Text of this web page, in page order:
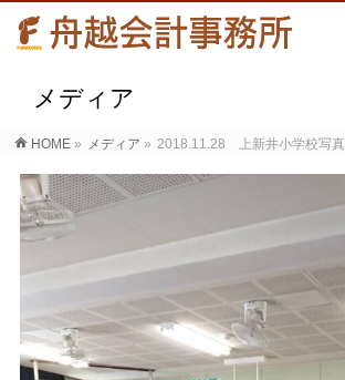
メディア
HOME » メディア » 2018.11.28 上新井小学校写真